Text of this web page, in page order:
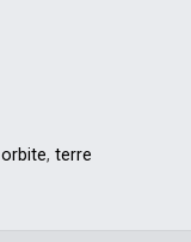
orbite, terre